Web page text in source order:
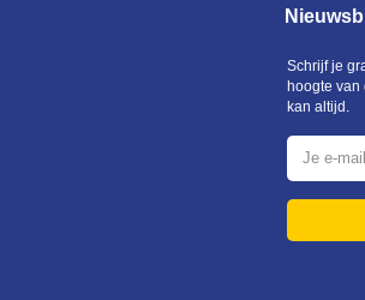
Schrijf je
hoogte
kan altijd.